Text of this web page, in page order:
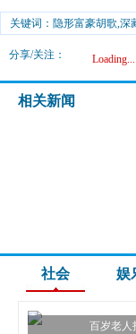
关键词：隐形富豪胡歌,深
分享/关注： Loading...
相关新闻
社会 娱
百岁老人